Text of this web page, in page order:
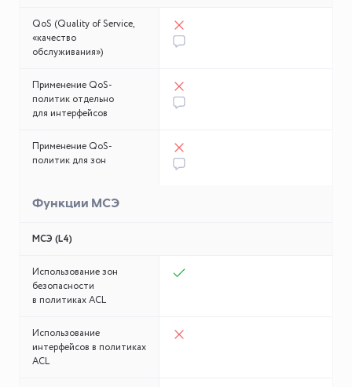
QoS (Quality of Service,
«качество
обслуживания»)
Применение QoS-
политик отдельно
для интерфейсов
Применение QoS-
политик для зон
Функции MCЭ
МСЭ (L4)
Использование зон
безопасности
в политиках ACL
Использование
интерфейсов в политиках
ACL